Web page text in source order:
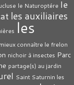
le Naturoptére le
les auxiliaires
les
mieux connaître le frelon
nichoir à insectes Parc
partage(s) au jardin
Saint Saturnin les